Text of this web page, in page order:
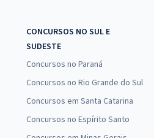
CONCURSOS NO SUL E
SUDESTE
Concursos no Paraná
Concursos no Rio Grande do Sul
Concursos em Santa Catarina
Concursos no Espírito Santo